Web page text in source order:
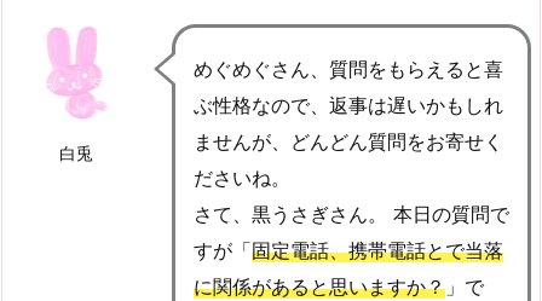
白兎
めぐめぐさん、質問をもらえると喜
ぶ性格なので、返事は遅いかもしれ
ませんが、どんどん質問をお寄せく
ださいね。
さて、黒うさぎさん。 本日の質問で
すが「固定電話、携帯電話とで当落
に関係があると思いますか？」で